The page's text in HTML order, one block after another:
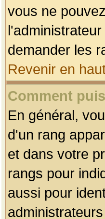
vous ne
demander les
Revenir en
Comment
En général,
d'un rang
et dans votre
rangs pour
aussi pour